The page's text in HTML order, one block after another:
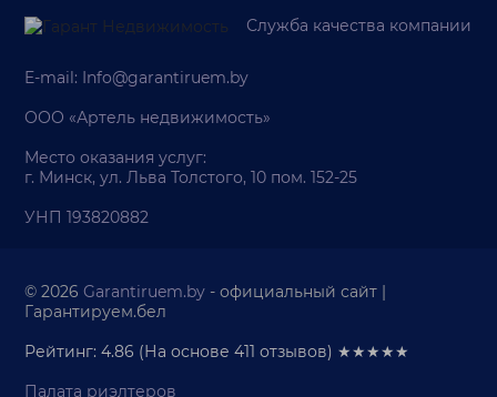
Служба качества компании
E-mail: Info@garantiruem.by
ООО «Артель недвижимость»
Место оказания услуг:
г. Минск, ул. Льва Толстого, 10 пом. 152-25
УНП 193820882
© 2026Garantiruem.by - официальный сайт |
Гарантируем.бел
Рейтинг: 4.86 (На основе411 отзывов) ★★★★★
Палата риэлтеров